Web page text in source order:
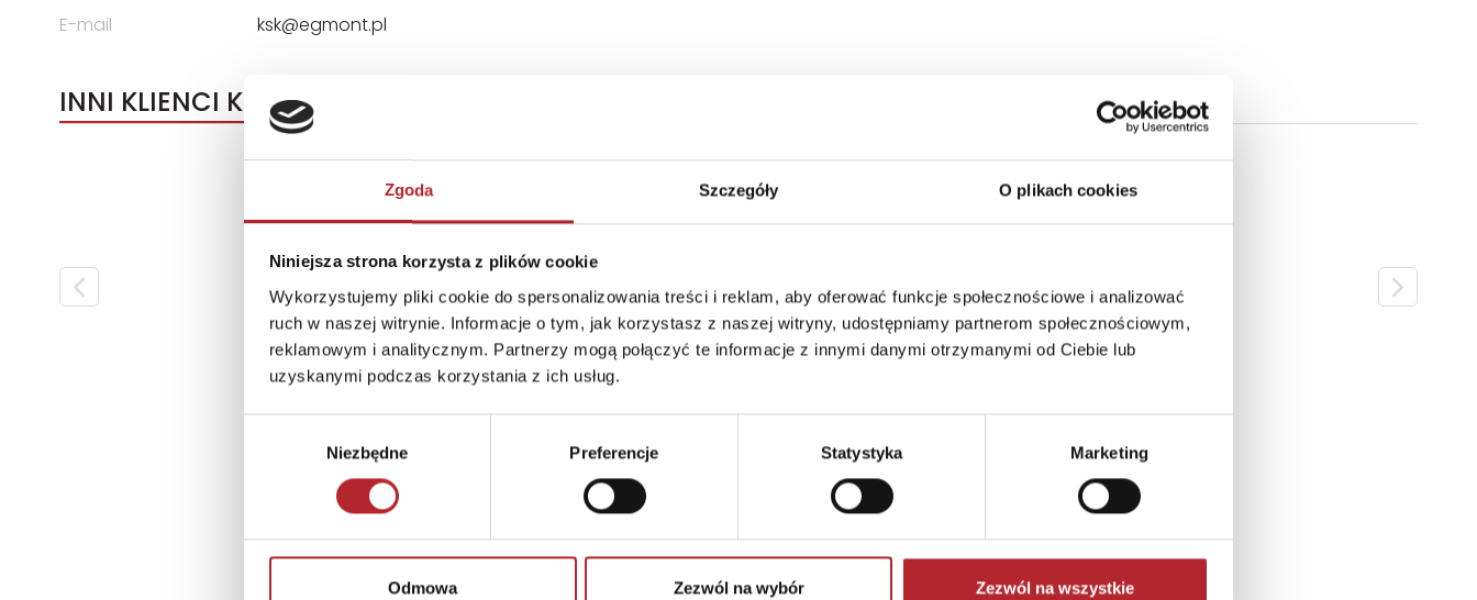
Zgoda Szczegóły O plikach cookies
Niniejsza strona korzysta z plików cookie
Wykorzystujemy pliki cookie do spersonalizowania treści i reklam, aby oferować funkcje społecznościowe i analizować
ruch w naszej witrynie. Informacje o tym, jak korzystasz z naszej witryny, udostępniamy partnerom społecznościowym,
reklamowym i analitycznym. Partnerzy mogą połączyć te informacje z innymi danymi otrzymanymi od Ciebie lub
uzyskanymi podczas korzystania z ich usług.
Niezbędne Preferencje Statystyka Marketing
Odmowa Zezwól na wybór Zezwól na wszystkie
E-mail
ksk@egmont.pl
INNI KLIENCI KUPOWALI